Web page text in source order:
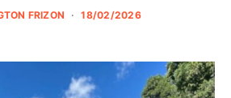
FRIZON 18/02/2026